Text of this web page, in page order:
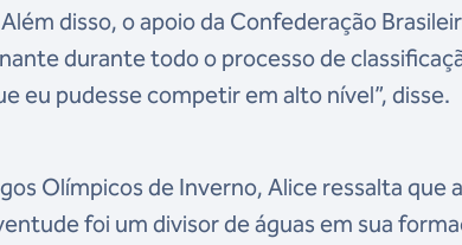
disso, o apoio da Confederação
durante todo o processo de
eu pudesse competir em alto nível”, disse.
Olímpicos de Inverno, Alice ressalta que a
foi um divisor de águas em sua